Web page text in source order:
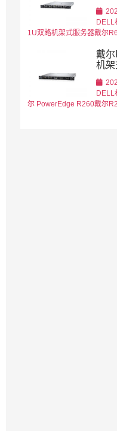
DELL
1U双路机架式服务器戴尔
戴
机
DELL
尔 PowerEdge R260戴尔